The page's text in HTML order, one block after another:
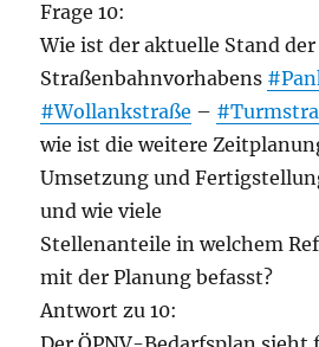
Frage 10:
Wie ist der aktuelle Stand
Straßenbahnvorhabens
#Wollankstraße –
wie ist die weitere
Umsetzung und
und wie viele
Stellenanteile in welchem
mit der Planung befasst?
Antwort zu 10: